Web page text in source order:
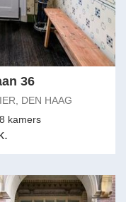
36
DEN HAAG
kamers